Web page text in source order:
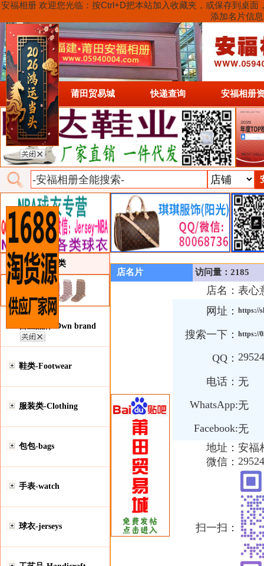
安福相册 欢迎您光临：按Ctrl+D把本站加入收藏夹，或保存到桌
添加名片信
首页 莆田贸易城 快递查询 安福相册
类目详细分类
自主品牌-Own brand
鞋类-Footwear
服装类-Clothing
包包-bags
手表-watch
球衣-jerseys
店名片 访问量：2185
店名： 表心
网址： https://
搜索一下： https://
QQ：
电话： 无
WhatsApp:无
Facebook:无
地址： 安福
微信：
扫一扫：